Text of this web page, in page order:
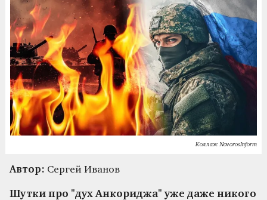
Коллаж NovorosInform
Автор: Сергей Иванов
Шутки про "дух Анкориджа" уже даже никого